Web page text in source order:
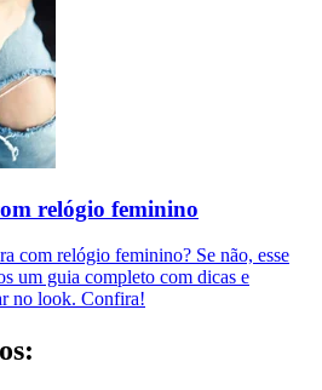
relógio feminino
com relógio feminino? Se não, esse
um guia completo com dicas e
no look. Confira!